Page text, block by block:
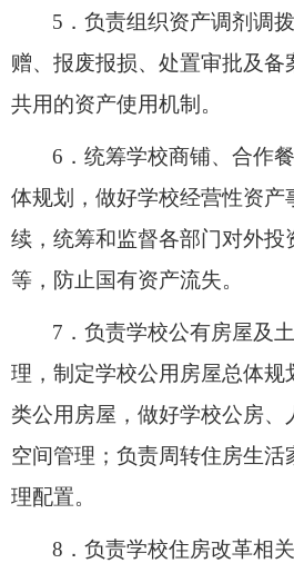
5． 负责组织资产调剂调
赠、报废报损、处置审批及备
共用的资产使用机制。
6． 统筹学校商铺、合作
体规划 ， 做好学校经营性资产
续，统筹和监督各部门对外投
等 ，防止国有资产流失。
7． 负责学校公有房屋及
理，制定学校公用房屋总体规
类公用房屋，做好学校公房、
空间管理 ；负责周转住房生活
理配置。
8． 负责学校住房改革相关